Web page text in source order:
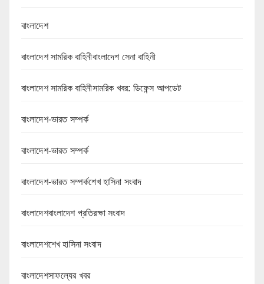
বাংলাদেশ
বাংলাদেশ সামরিক বাহিনীবাংলাদেশ সেনা বাহিনী
বাংলাদেশ সামরিক বাহিনীসামরিক খবর: ডিফেন্স আপডেট
বাংলাদেশ-ভারত সম্পর্ক
বাংলাদেশ-ভারত সম্পর্ক
বাংলাদেশ-ভারত সম্পর্কশেখ হাসিনা সংবাদ
বাংলাদেশবাংলাদেশ প্রতিরক্ষা সংবাদ
বাংলাদেশশেখ হাসিনা সংবাদ
বাংলাদেশসাফল্যের খবর